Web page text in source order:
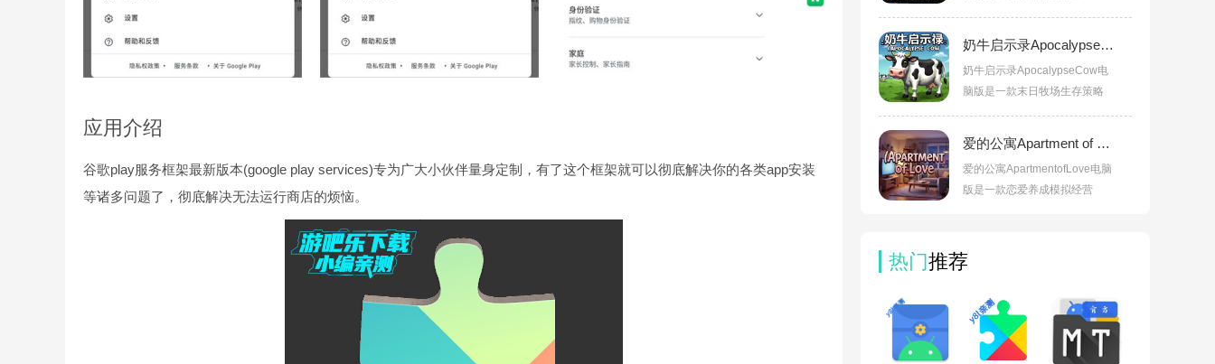
应用介绍
谷歌play服务框架最新版本(google play services)专为广大小伙伴量身定制，有了这个框架就可以彻底解决你的各类app安装
等诸多问题了，彻底解决无法运行商店的烦恼。
奶牛启示录Apocalypse Cow中文版下载v1.2.0官方版
奶牛启示录ApocalypseCow电
脑版是一款末日牧场生存策略
爱的公寓Apartment of Love电脑版最新版v1.0官方版
爱的公寓ApartmentofLove电脑
版是一款恋爱养成模拟经营
热门推荐